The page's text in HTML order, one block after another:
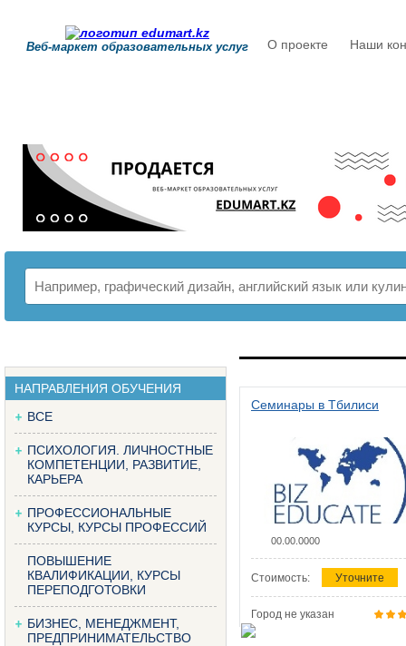
Веб-маркет образовательных услуг О проекте Наши
НАПРАВЛЕНИЯ ОБУЧЕНИЯ
ВСЕ
ПСИХОЛОГИЯ. ЛИЧНОСТНЫЕ
КОМПЕТЕНЦИИ, РАЗВИТИЕ,
КАРЬЕРА
ПРОФЕССИОНАЛЬНЫЕ
КУРСЫ, КУРСЫ ПРОФЕССИЙ
ПОВЫШЕНИЕ
КВАЛИФИКАЦИИ, КУРСЫ
ПЕРЕПОДГОТОВКИ
БИЗНЕС, МЕНЕДЖМЕНТ,
ПРЕДПРИНИМАТЕЛЬСТВО
Семинары в Тбилиси
00.00.0000
Стоимость: Уточните
Город не указан